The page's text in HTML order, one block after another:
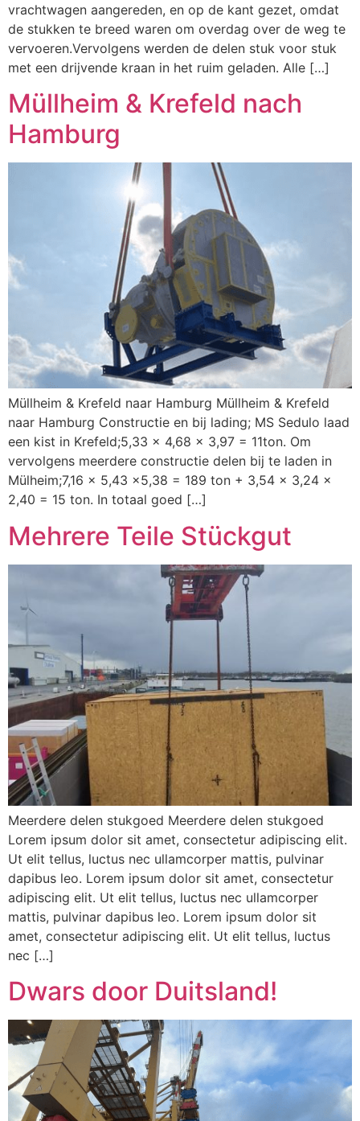
vrachtwagen aangereden, en op de kant gezet, omdat
de stukken te breed waren om overdag over de weg te
vervoeren.Vervolgens werden de delen stuk voor stuk
met een drijvende kraan in het ruim geladen. Alle […]
Müllheim & Krefeld nach
Hamburg
Müllheim & Krefeld naar Hamburg Müllheim & Krefeld
naar Hamburg Constructie en bij lading; MS Sedulo laad
een kist in Krefeld;5,33 x 4,68 x 3,97 = 11ton. Om
vervolgens meerdere constructie delen bij te laden in
Mülheim;7,16 x 5,43 x5,38 = 189 ton + 3,54 x 3,24 x
2,40 = 15 ton. In totaal goed […]
Mehrere Teile Stückgut
Meerdere delen stukgoed Meerdere delen stukgoed
Lorem ipsum dolor sit amet, consectetur adipiscing elit.
Ut elit tellus, luctus nec ullamcorper mattis, pulvinar
dapibus leo. Lorem ipsum dolor sit amet, consectetur
adipiscing elit. Ut elit tellus, luctus nec ullamcorper
mattis, pulvinar dapibus leo. Lorem ipsum dolor sit
amet, consectetur adipiscing elit. Ut elit tellus, luctus
nec […]
Dwars door Duitsland!